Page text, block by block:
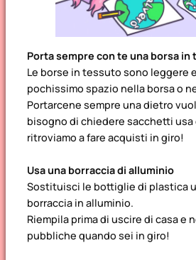
Porta sempre con te una borsa in
Le borse in tessuto sono leggere
pochissimo spazio nella borsa o
Portarcene sempre una dietro
bisogno di chiedere sacchetti usa
ritroviamo a fare acquisti in giro!
Usa una borracciadi alluminio
Sostituisci le bottiglie di plastica
borraccia in alluminio.
Riempila prima di uscire di casa e
pubbliche quando sei in giro!